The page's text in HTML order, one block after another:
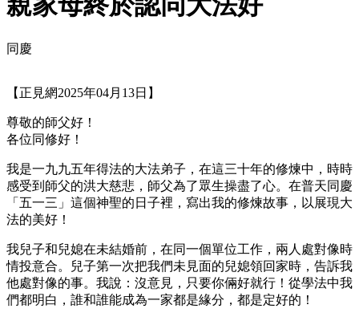
同慶
【正見網2025年04月13日】
尊敬的師父好！
各位同修好！
我是一九九五年得法的大法弟子，在這三十年的修煉中，時時
感受到師父的洪大慈悲，師父為了眾生操盡了心。在普天同慶
「五一三」這個神聖的日子裡，寫出我的修煉故事，以展現大
法的美好！
我兒子和兒媳在未結婚前，在同一個單位工作，兩人處對像時
情投意合。兒子第一次把我們未見面的兒媳領回家時，告訴我
他處對像的事。我說：沒意見，只要你倆好就行！從學法中我
們都明白，誰和誰能成為一家都是緣分，都是定好的！